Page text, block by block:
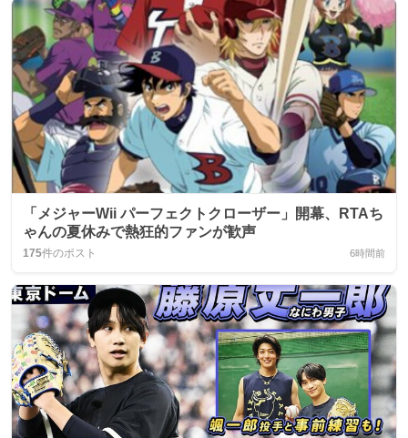
「メジャーWii パーフェクトクローザー」開幕、RTAち
ゃんの夏休みで熱狂的ファンが歓声
175件のポスト 6時間前